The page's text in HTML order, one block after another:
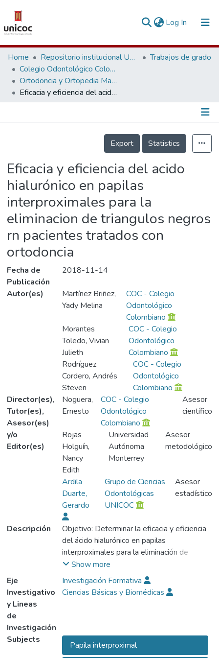
Log In (current)
Communities & Collections
Research Outputs
Fundings & Projects
Home Repositorio institucional Unicoc, RI-unicoc
Trabajos de grado
Colegio Odontológico Colombiano
Ortodoncia y Ortopedia Maxilar
Eficacia y eficiencia del acido hialurónico en papilas interproximales para la eliminacion de triangulos negros rn pacientes tratados con ortodoncia
Información de la Publicación
Export
Statistics
Eficacia y eficiencia del acido
hialurónico en papilas
interproximales para la
eliminacion de triangulos negros
rn pacientes tratados con
ortodoncia
Fecha de
Publicación
2018-11-14
Autor(es)
Martínez Briñez,
Yady Melina
COC - Colegio
Odontológico
Colombiano
Morantes
Toledo, Vivian
Julieth
COC - Colegio
Odontológico
Colombiano
Rodríguez
Cordero, Andrés
Steven
COC - Colegio
Odontológico
Colombiano
Director(es),
Tutor(es),
Asesor(es)
y/o
Editor(es)
Noguera,
Ernesto
COC - Colegio
Odontológico
Colombiano
Asesor
científico
Rojas
Holguín,
Nancy
Edith
Universidad
Autónoma
Monterrey
Asesor
metodológico
Ardila
Duarte,
Gerardo
Grupo de Ciencias
Odontológicas
UNICOC
Asesor
estadístico
Descripción
Objetivo: Determinar la eficacia y eficiencia
del ácido hialurónico en papilas
interproximales para la eliminación de
triángulos negros en pacientes tratados con
ortodoncia. Método: Estudio experimental,
longitudinal, donde se determinó eficacia y
eficiencia del ácido hialurónico en papilas
ortodoncia en 24 papilas interproximales.
Resultados: La aplicación de ácido
Show more
Eje
Investigativo
y Lineas
de
Investigación
Investigación Formativa
Ciencias Básicas y Biomédicas
Subjects
Papila interproximal